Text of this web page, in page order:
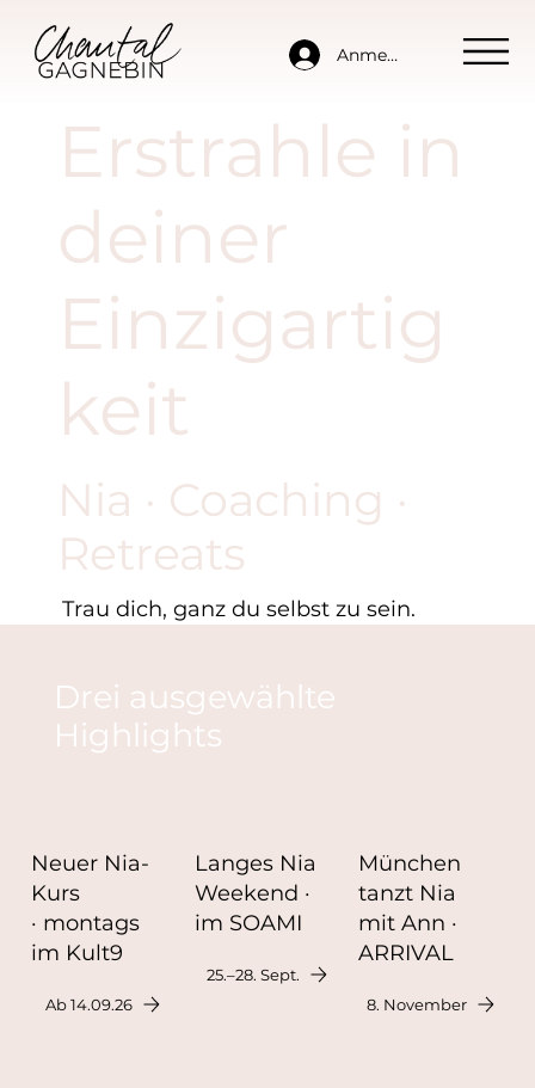
Anmelden
Erstrahle in
deiner
Einzigartig
keit
Trau dich, ganz du selbst zu sein.
Nia · Coaching ·
Retreats
Drei ausgewählte
Highlights
Neuer Nia-
Kurs
· montags
im Kult9
Ab 14.09.26
Langes Nia
Weekend ·
im SOAMI
25.–28. Sept.
München
tanzt Nia
mit Ann ·
ARRIVAL
8. November